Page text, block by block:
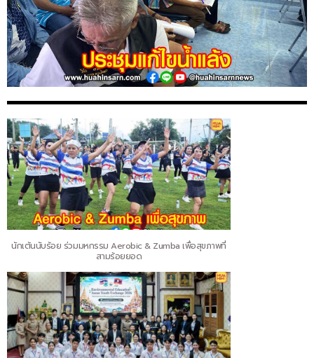
นักเต้นนับร้อย ร่วมมหกรรม Aerobic & Zumba เพื่อสุขภาพที่
สามร้อยยอด